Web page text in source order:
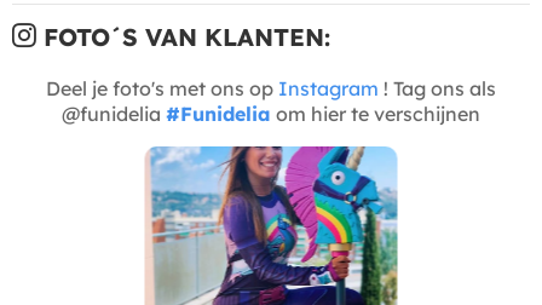
FOTO´S VAN KLANTEN:
Deel je foto's met ons op Instagram ! Tag ons als
@funidelia #Funidelia om hier te verschijnen